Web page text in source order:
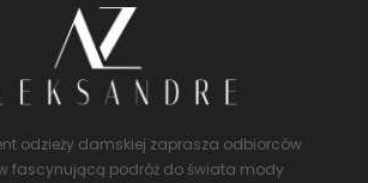
odzieży damskiej zaprasza odbiorców
fascynującą podróż do świata mody